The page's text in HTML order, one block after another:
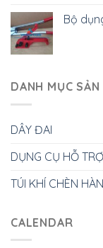
Bộ
DANH MỤC SẢN
DÂY ĐAI
DỤNG CỤ HỖ TRỢ
TÚI KHÍ CHÈN
CALENDAR